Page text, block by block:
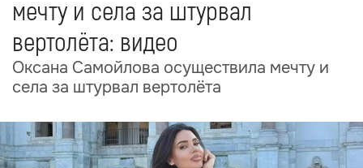
мечту и села за штурвал
вертолёта: видео
Оксана Самойлова осуществила мечту и
села за штурвал вертолёта